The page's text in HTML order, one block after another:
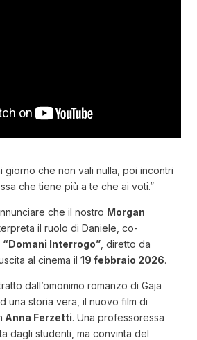
giorno che non vali nulla, poi incontri
che tiene più a te che ai voti.”
che il nostro Morgan
il ruolo di Daniele, co-
“Domani Interrogo” , diretto da
al cinema il19 febbraio 2026.
dall’omonimo romanzo di Gaja
una storia vera, il nuovo film di
Anna Ferzetti. Una professoressa
dagli studenti, ma convinta del